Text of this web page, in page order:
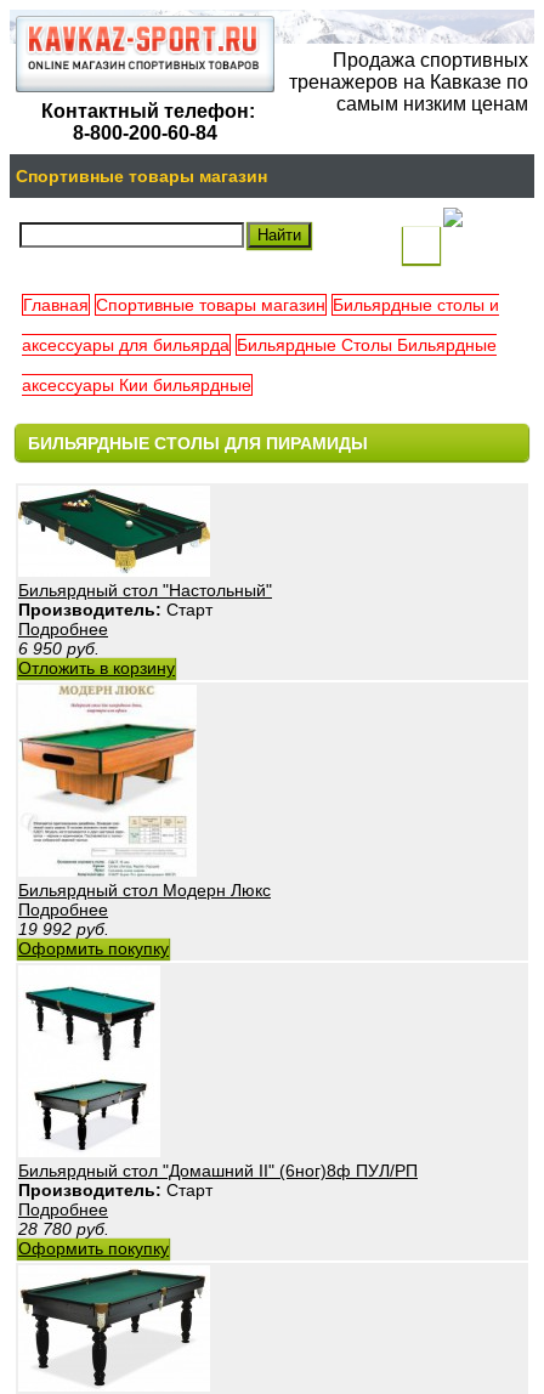
Контактный телефон:
8-800-200-60-84
Продажа спортивных
тренажеров на Кавказе по
самым низким ценам
Спортивные товары магазин
Ваша
Главная Спортивные товары магазин Бильярдные столы и
аксессуары для бильярда Бильярдные Столы Бильярдные
аксессуары Кии бильярдные
БИЛЬЯРДНЫЕ СТОЛЫ ДЛЯ ПИРАМИДЫ
Бильярдный стол "Настольный"
Производитель: Старт
Подробнее
6 950 руб.
Отложить в корзину
Бильярдный стол Модерн Люкс
Подробнее
19 992 руб.
Оформить покупку
Бильярдный стол "Домашний II" (6ног)8ф ПУЛ/РП
Производитель: Старт
Подробнее
28 780 руб.
Оформить покупку